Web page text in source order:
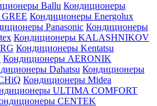
Ballu Кондиционеры
Кондиционеры Energolux
Panasonic Кондиционеры
Кондиционеры KALASHNIKOV
Кондиционеры Kentatsu
Кондиционеры AERONIK
Dahatsu Кондиционеры
Кондиционеры Midea
ULTIMA COMFORT
CENTEK